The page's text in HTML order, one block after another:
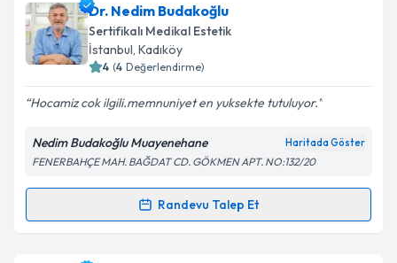
Dr. Levent Türbedariçin randevu takvimi talebi
oluşturun. Size bu uzmandan randevu almanız için bir
takvim hazırlandığında e-posta ile bilgilendireceğiz.
Kişisel verilerimin işlenmesine ilişkinAydınlatma
Metni'ni okudum ve kişisel verilerimin belirtilen
kapsamda işlenmesini kabul ediyorum.
Dr. Nedim Budakoğlu
Sertifikalı Medikal Estetik
İstanbul, Kadıköy
4 (4 Değerlendirme)
Hocamiz cok ilgili.memnuniyet en yuksekte tutuluyor.
Nedim Budakoğlu Muayenehane Haritada Göster
FENERBAHÇE MAH. BAĞDAT CD. GÖKMEN APT. NO:132/20
Randevu Talep Et
Randevu Takvimi Talebi